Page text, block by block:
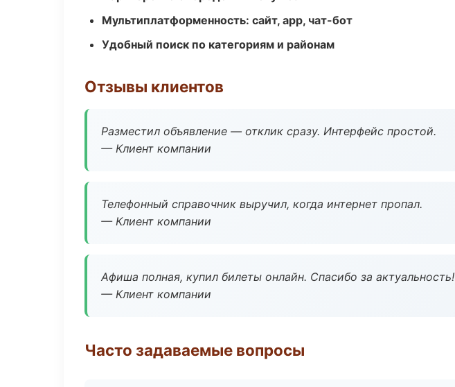
Мультиплатформенность: сайт, app, чат-бот
Удобный поиск по категориям и районам
Отзывы клиентов
Разместил объявление — отклик сразу. Интерфейс простой.
— Клиент компании
Телефонный справочник выручил, когда интернет пропал.
— Клиент компании
Афиша полная, купил билеты онлайн. Спасибо за актуальность!
— Клиент компании
Часто задаваемые вопросы